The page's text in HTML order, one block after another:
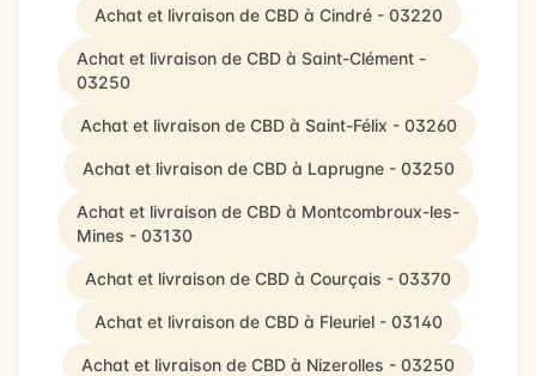
Achat et livraison de CBD à Cindré - 03220
Achat et livraison de CBD à Saint-Clément -
03250
Achat et livraison de CBD à Saint-Félix - 03260
Achat et livraison de CBD à Laprugne - 03250
Achat et livraison de CBD à Montcombroux-les-
Mines - 03130
Achat et livraison de CBD à Courçais - 03370
Achat et livraison de CBD à Fleuriel - 03140
Achat et livraison de CBD à Nizerolles - 03250